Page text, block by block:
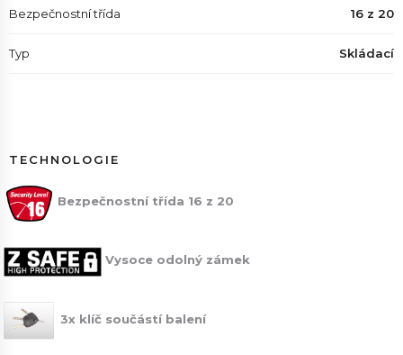
Bezpečnostní třída 16 z 20
Typ Skládací
TECHNOLOGIE
Bezpečnostní třída 16 z 20
Vysoce odolný zámek
3x klíč součástí balení